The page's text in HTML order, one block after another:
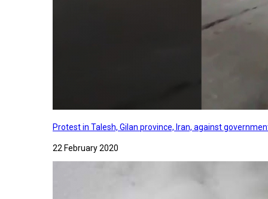
Protest in Talesh, Gilan province, Iran, against
22 February 2020